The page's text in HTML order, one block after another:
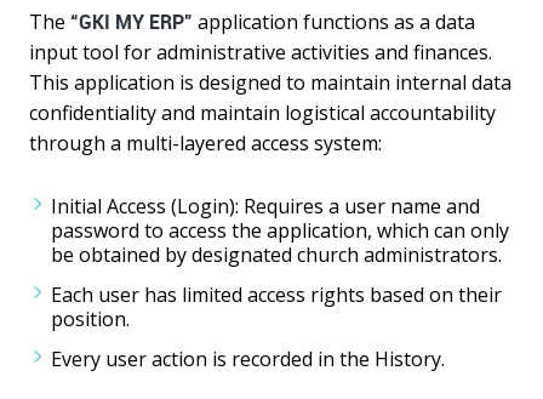
The “GKI MY ERP” application functions as a data
input tool for administrative activities and finances.
This application is designed to maintain internal data
confidentiality and maintain logistical accountability
through a multi-layered access system:
Initial Access (Login): Requires a user name and
password to access the application, which can only
be obtained by designated church administrators.
Each user has limited access rights based on their
position.
Every user action is recorded in the History.